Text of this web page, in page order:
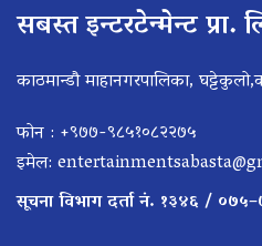
सबस्त इन्टरटेन्मेन्ट प्रा.
काठमान्डौ माहानगरपालिका,
फोन : +९७७-९८५१०८२२७५
इमेल:
सूचना विभाग दर्ता नं. १३४६ /